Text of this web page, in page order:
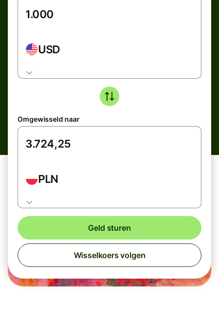
USD
Omgewisseld naar
PLN
Geld sturen
Wisselkoers volgen